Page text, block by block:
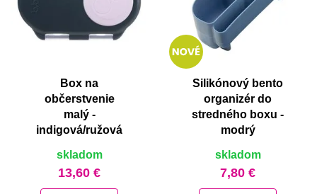
Box na
občerstvenie
malý -
indigová/ružová
skladom
13,60 €
Silikónový bento
organizér do
stredného boxu -
modrý
skladom
7,80 €